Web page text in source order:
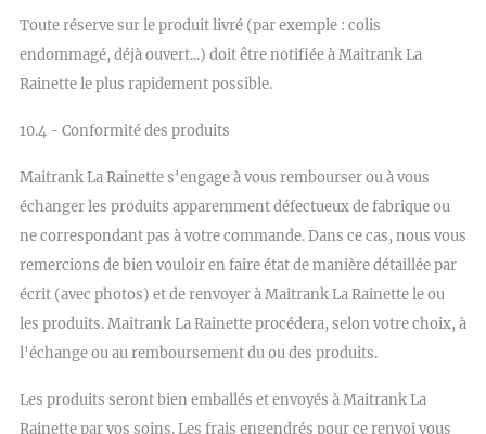
Toute réserve sur le produit livré (par exemple : colis
endommagé, déjà ouvert...) doit être notifiée à Maitrank La
Rainette le plus rapidement possible.
10.4 - Conformité des produits
Maitrank La Rainette s'engage à vous rembourser ou à vous
échanger les produits apparemment défectueux de fabrique ou
ne correspondant pas à votre commande. Dans ce cas, nous vous
remercions de bien vouloir en faire état de manière détaillée par
écrit (avec photos) et de renvoyer à Maitrank La Rainette le ou
les produits. Maitrank La Rainette procédera, selon votre choix, à
l'échange ou au remboursement du ou des produits.
Les produits seront bien emballés et envoyés à Maitrank La
Rainette par vos soins. Les frais engendrés pour ce renvoi vous